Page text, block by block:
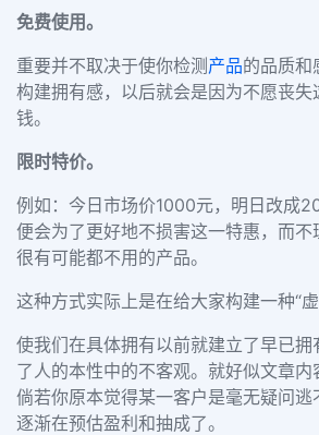
免费使用。
重要并不取决于使你检测产品的品质和
构建拥有感，以后就会是因为不愿丧
钱。
限时特价。
例如：今日市场价1000元，明日改成
便会为了更好地不损害这一特惠，而
很有可能都不用的产品。
这种方式实际上是在给大家构建一种“虚
使我们在具体拥有以前就建立了早已
了人的本性中的不客观。 就好似文章内
倘若你原本觉得某一客户是毫无疑问逃
逐渐在预估盈利和抽成了。